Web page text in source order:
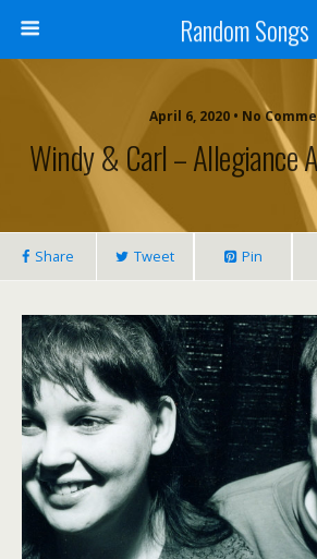
Random Songs
April 6, 2020 • No
Windy & Carl – Allegiance
Share Tweet Pin